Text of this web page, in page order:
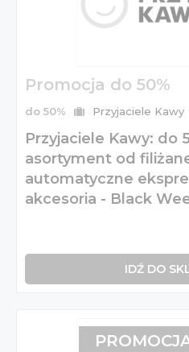
Promocja do 50%
do 50% Przyjaciele Kawy
Przyjaciele Kawy: do
asortyment od
automatyczne
akcesoria - Black
IDŹ DO